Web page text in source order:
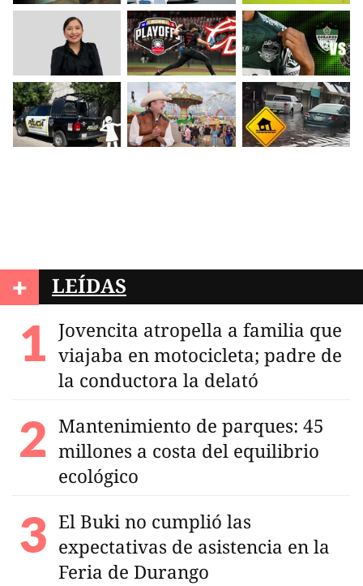
+ LEÍDAS
Jovencita atropella a familia que
viajaba en motocicleta; padre de
la conductora la delató
Mantenimiento de parques: 45
millones a costa del equilibrio
ecológico
El Buki no cumplió las
expectativas de asistencia en la
Feria de Durango